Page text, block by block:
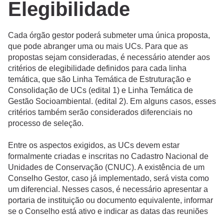
Elegibilidade
Cada órgão gestor poderá submeter uma única proposta,
que pode abranger uma ou mais UCs. Para que as
propostas sejam consideradas, é necessário atender aos
critérios de elegibilidade definidos para cada linha
temática, que são Linha Temática de Estruturação e
Consolidação de UCs (edital 1) e Linha Temática de
Gestão Socioambiental. (edital 2). Em alguns casos, esses
critérios também serão considerados diferenciais no
processo de seleção.
Entre os aspectos exigidos, as UCs devem estar
formalmente criadas e inscritas no Cadastro Nacional de
Unidades de Conservação (CNUC). A existência de um
Conselho Gestor, caso já implementado, será vista como
um diferencial. Nesses casos, é necessário apresentar a
portaria de instituição ou documento equivalente, informar
se o Conselho está ativo e indicar as datas das reuniões